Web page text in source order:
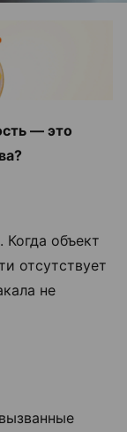
— это
Когда объект
отсутствует
не